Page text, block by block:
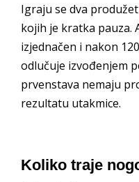
Igraju se dva
kojih je kratka pauza.
izjednačen i nakon
odlučuje izvođenjem
prvenstava nemaju
rezultatu utakmice.
Koliko traje